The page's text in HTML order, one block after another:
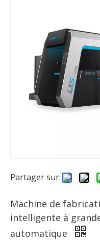
Partager sur:
Machine de
intelligente à
automatique